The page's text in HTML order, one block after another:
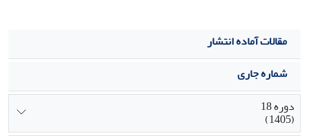
مقالات آماده انتشار
شماره جاری
دوره 18
(1405)